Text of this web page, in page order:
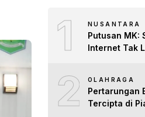
1 NUSANTARA
Putusan MK:
Internet Tak
2 OLAHRAGA
Pertarungan
Tercipta di